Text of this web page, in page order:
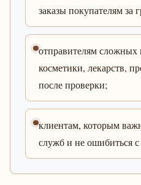
заказы покупателям за
отправителям
косметики, лекарств,
после проверки;
клиентам, которым
служб и не ошибиться